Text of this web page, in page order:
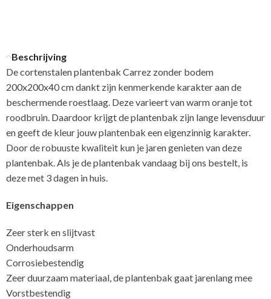
Beschrijving
De cortenstalen plantenbak Carrez zonder bodem
200x200x40 cm dankt zijn kenmerkende karakter aan de
beschermende roestlaag. Deze varieert van warm oranje tot
roodbruin. Daardoor krijgt de plantenbak zijn lange levensduur
en geeft de kleur jouw plantenbak een eigenzinnig karakter.
Door de robuuste kwaliteit kun je jaren genieten van deze
plantenbak. Als je de plantenbak vandaag bij ons bestelt, is
deze met 3 dagen in huis.
Eigenschappen
Zeer sterk en slijtvast
Onderhoudsarm
Corrosiebestendig
Zeer duurzaam materiaal, de plantenbak gaat jarenlang mee
Vorstbestendig